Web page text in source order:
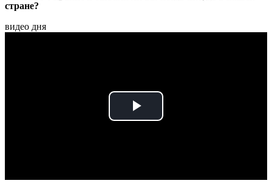
стране?
видео дня
Play